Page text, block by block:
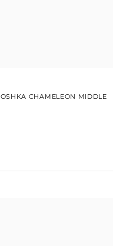
CHAMELEON MIDDLE